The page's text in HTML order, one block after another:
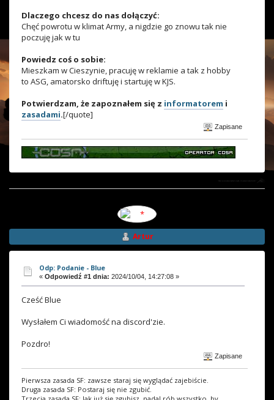
Dlaczego chcesz do nas dołączyć:
Chęć powrotu w klimat Army, a nigdzie go znowu tak nie
poczuję jak w tu
Powiedz coś o sobie:
Mieszkam w Cieszynie, pracuję w reklamie a tak z hobby
to ASG, amatorsko driftuję i startuję w KJS.
Potwierdzam, że zapoznałem się z informatorem i
zasadami.[/quote]
Zapisane
Artur
Odp: Podanie - Blue
« Odpowiedź #1 dnia: 2024/10/04, 14:27:08 »
Cześć Blue
Wysłałem Ci wiadomość na discord'zie.
Pozdro!
Zapisane
Pierwsza zasada SF: zawsze staraj się wyglądać zajebiście.
Druga zasada SF: Postaraj się nie zgubić.